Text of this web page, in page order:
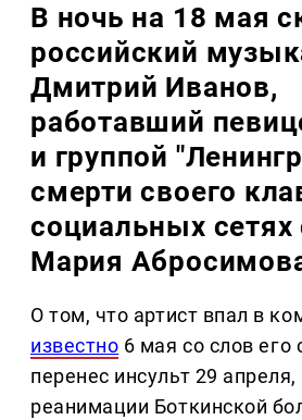
В ночь на 18 мая
российский
Дмитрий Иванов,
работавший
и группой
смерти своего
социальных
Мария
О том, что артист впал в
известно 6 мая со слов
перенес инсульт 29
реанимации Боткинской